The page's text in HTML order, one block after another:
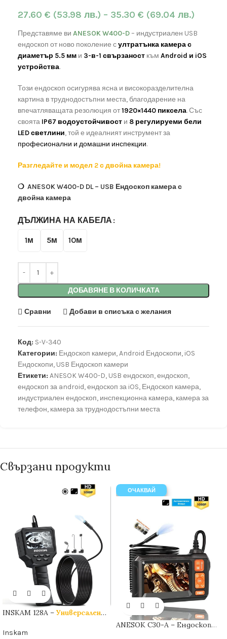
27.60 € (53.98 лв.) – 35.30 € (69.04 лв.)
Представяме ви ANESOK W400-D– индустриален USB
ендоскоп от ново поколение султратънка камера с
диаметър 5.5 мм и 3-в-1 свързаност към Android и iOS
устройства.
Този ендоскоп осигурява ясна и високоразделителна
картина в труднодостъпни места, благодарение на
впечатляващата резолюция от1920×1440 пиксела. Със
своята IP67 водоустойчивост и 8 регулируеми бели
LED светлини, той е идеалният инструмент за
професионални и домашни инспекции.
Разгледайте и модел 2 с двойна камера!
❍ ANESOK W400-D DL – USB Ендоскоп камера с
двойна камера
ДЪЛЖИНА НА КАБЕЛА
1м 5м 10м
ДОБАВЯНЕ В КОЛИЧКАТА
Сравни Добави в списъка с желания
Код: S-V-340
Категории: Ендоскоп камери,Android Ендоскопи, iOS
Ендоскопи, USB Ендоскоп камери
Етикети: ANESOK W400-D, USB ендоскоп,ендоскоп,
ендоскоп за android,ендоскоп за iOS, Ендоскоп камера,
индустриален ендоскоп, инспекционна камера, камера за
телефон, камера за труднодостъпни места
Свързани продукти
INSKAM 128A –Универсален
2.4″ дисплей
Inskam
ОЧАКВАЙ
ANESOK C30-A – Ендоскоп